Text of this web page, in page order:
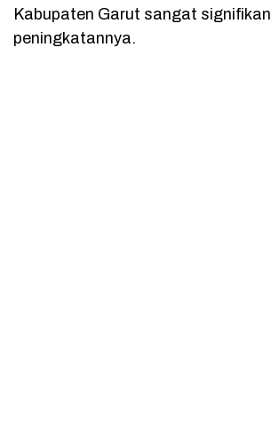
Kabupaten Garut sangat signifikan
peningkatannya.